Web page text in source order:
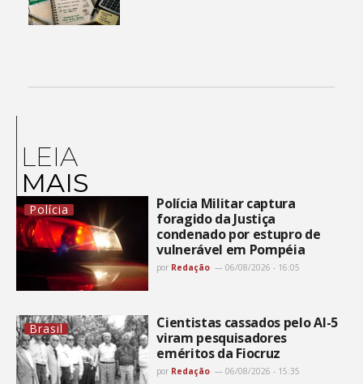
LEIA
MAIS
Polícia
Polícia Militar captura
foragido da Justiça
condenado por estupro de
vulnerável em Pompéia
por Redação 06/08/2026 - 16:05
Brasil
Cientistas cassados pelo AI-5
viram pesquisadores
eméritos da Fiocruz
por Redação 06/08/2026 - 15:35